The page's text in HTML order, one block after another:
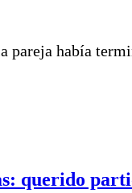
pareja había
querido